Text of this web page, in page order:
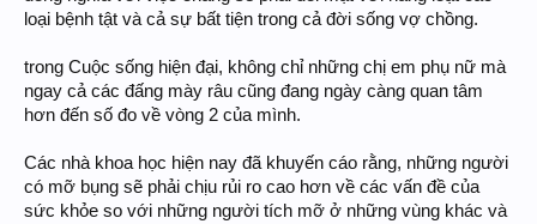
loại bệnh tật và cả sự bất tiện trong cả đời sống vợ chồng.
trong Cuộc sống hiện đại, không chỉ những chị em phụ nữ mà
ngay cả các đấng mày râu cũng đang ngày càng quan tâm
hơn đến số đo về vòng 2 của mình.
Các nhà khoa học hiện nay đã khuyến cáo rằng, những người
có mỡ bụng sẽ phải chịu rủi ro cao hơn về các vấn đề của
sức khỏe so với những người tích mỡ ở những vùng khác và